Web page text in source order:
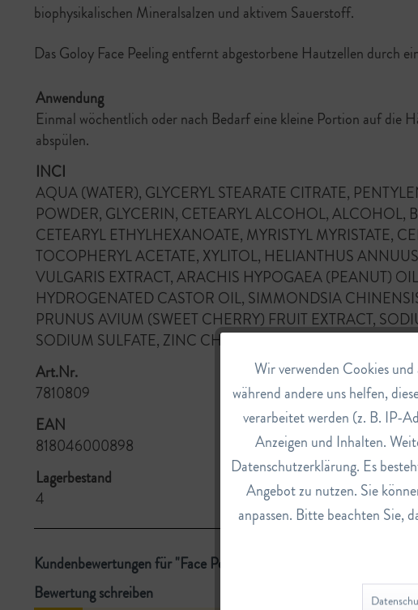
biophysikalischen Mineralsalzen und aktivem Sauerstoff.
Das Goloy Face Peeling entfernt abgestorbene Hautzellen durch
Anwendung
Einmal wöchentlich oder nach Bedarf eine kleine Portion auf die
abspülen.
INCI
AQUA (WATER), GLYCERYL STEARATE CITRATE,
POWDER, GLYCERIN, CETEARYL ALCOHOL, ALCOHOL,
CETEARYL ETHYLHEXANOATE, MYRISTYL MYRISTATE,
TOCOPHERYL ACETATE, XYLITOL, HELIANTHUS
VULGARIS EXTRACT, ARACHIS HYPOGAEA (PEANUT)
HYDROGENATED CASTOR OIL, SIMMONDSIA
PRUNUS AVIUM (SWEET CHERRY) FRUIT EXTRACT,
SODIUM SULFATE, ZINC CHLORIDE
Art.Nr.
7810809
EAN
818046000898
Lagerbestand
4
Kundenbewertungen für "Face Peeling"
Bewertung schreiben
Funktionale
Marketing
Tracking
Service
Wir verwenden Cookies und
während andere uns helfen,
verarbeitet werden (z. B. IP-
Anzeigen und Inhalten.
Datenschutzerklärung. Es
Angebot zu nutzen. Sie
anpassen. Bitte beachten Sie,